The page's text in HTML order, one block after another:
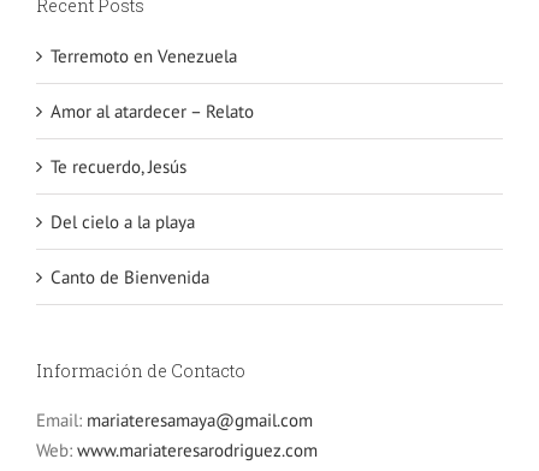
Recent Posts
Terremoto en Venezuela
Amor al atardecer – Relato
Te recuerdo, Jesús
Del cielo a la playa
Canto de Bienvenida
Información de Contacto
Email: mariateresamaya@gmail.com
Web: www.mariateresarodriguez.com